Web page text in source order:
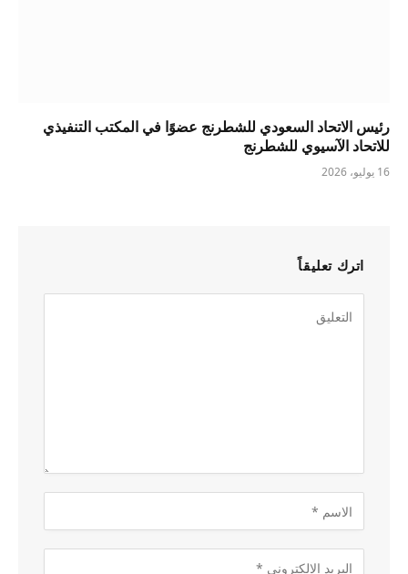
رئيس الاتحاد السعودي للشطرنج عضوًا في المكتب التنفيذي
للاتحاد الآسيوي للشطرنج
16 يوليو، 2026
اترك تعليقاً